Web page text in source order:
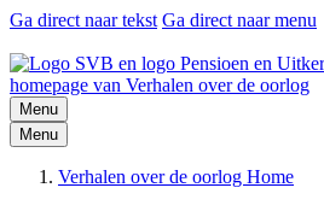
Ga direct naar tekst Ga direct naar menu
homepage van Verhalen over de oorlog
Menu
Menu
Verhalen over de oorlog Home